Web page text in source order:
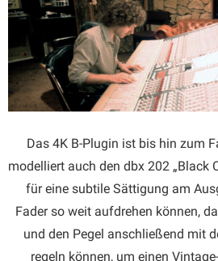
Das 4K B-Plugin ist bis hin zum
modelliert auch den dbx 202 „Black
für eine subtile Sättigung am
Fader so weit aufdrehen können,
und den Pegel anschließend mit
regeln können, um einen